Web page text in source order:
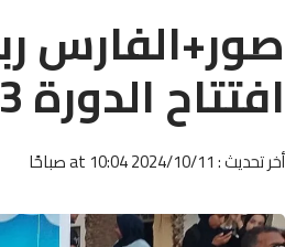
صور+الفارس
افتتاح الدورة 13 لمهرجان الجديدة السينمائي
أخر تحديث : 2024/10/11 at 10:04 صباحًا